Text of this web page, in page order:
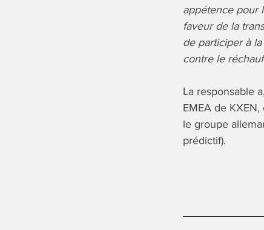
appétence pour
faveur de la
de participer à
contre le
La responsable
EMEA de
le groupe
prédictif).